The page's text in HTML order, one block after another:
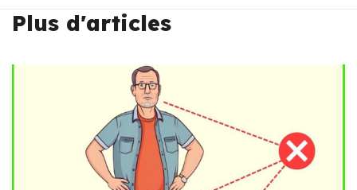
Plus d'articles